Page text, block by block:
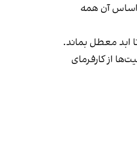
کرد و بر اساس آن همه
ابد معطل بماند.
از کارفرمای